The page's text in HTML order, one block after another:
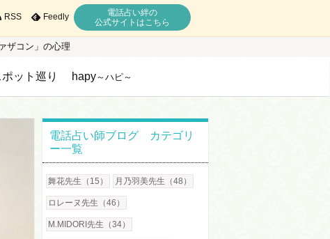
RSS Feedly
電話占い絆の
公式サイトはこちら
ザコン」の心理
ット巡り hapy～ハピ～
電話占い師ブログ カテゴリ
ー一覧
舞花先生（15） 月乃羽美先生（48）
ロレーヌ先生（46）
M.MIDORI先生（34）